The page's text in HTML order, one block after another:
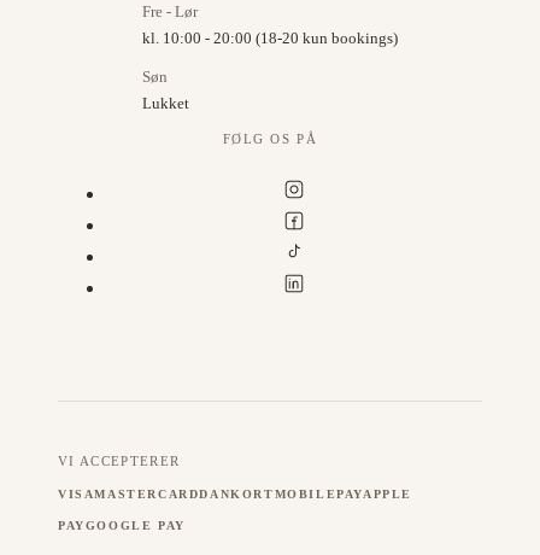
Fre - Lør
kl. 10:00 - 20:00 (18-20 kun bookings)
Søn
Lukket
FØLG OS PÅ
VI ACCEPTERER
VISAMASTERCARDDANKORTMOBILEPAYAPPLE
PAYGOOGLE PAY